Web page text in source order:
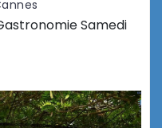
Samedi